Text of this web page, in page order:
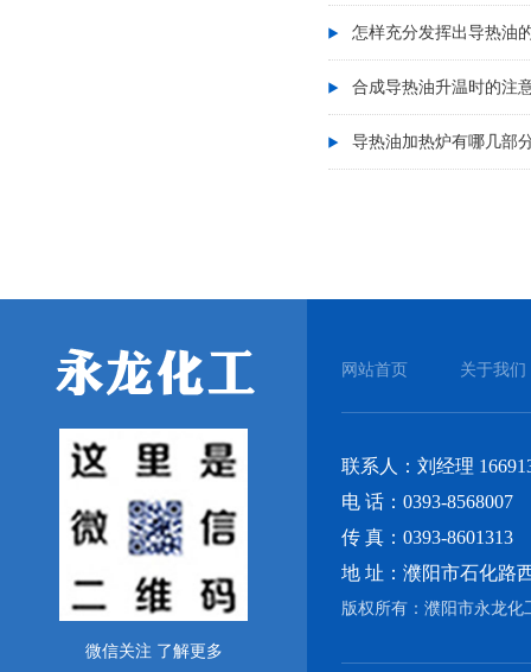
怎样充分发挥出导热油
合成导热油升温时的注
导热油加热炉有哪几部
微信关注 了解更多
网站首页 关于我们
联系人：刘经理
电 话：0393-8568007
传 真：0393-8601313
地 址：濮阳市石化路
版权所有：濮阳市永龙